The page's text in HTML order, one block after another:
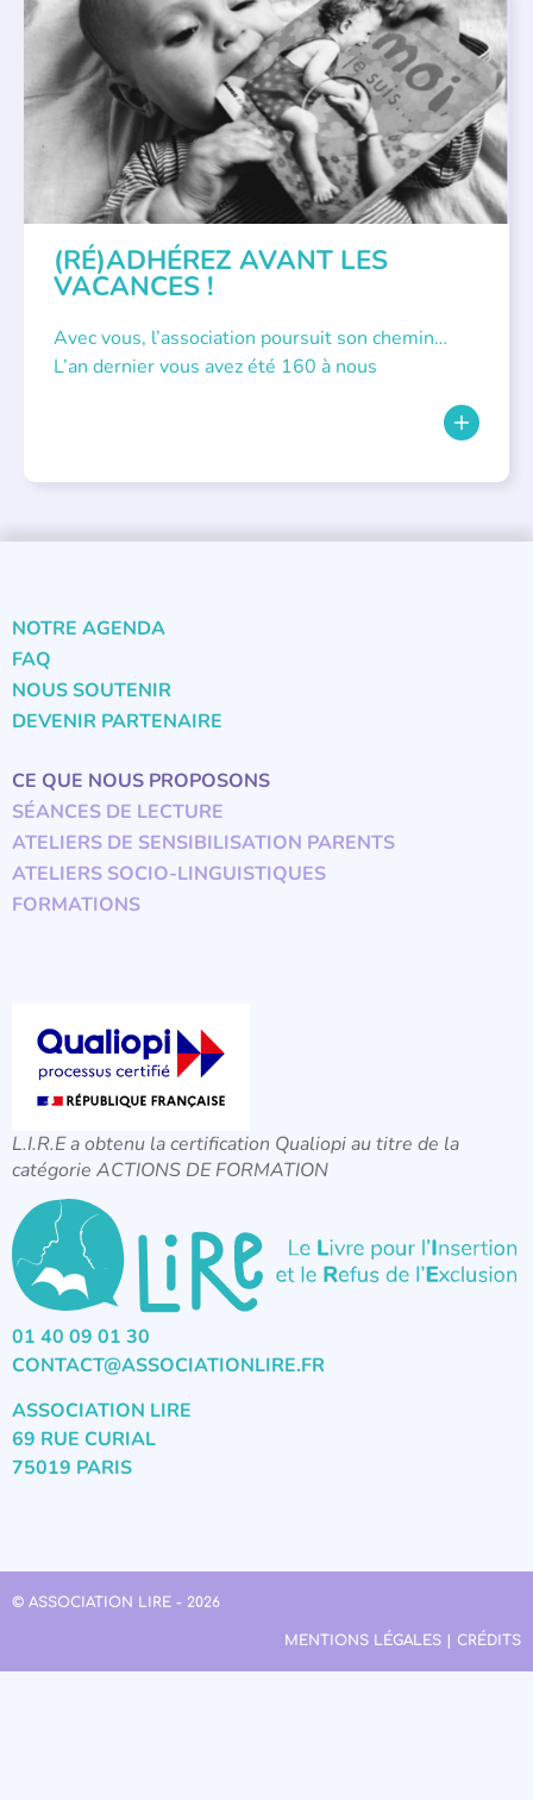
APPEL À SOUTIEN
(RÉ)ADHÉREZ AVANT LES
VACANCES !
Avec vous, l’association poursuit son chemin…
L’an dernier vous avez été 160 à nous
NOTRE AGENDA
FAQ
NOUS SOUTENIR
DEVENIR PARTENAIRE
CE QUE NOUS PROPOSONS
SÉANCES DE LECTURE
ATELIERS DE SENSIBILISATION PARENTS
ATELIERS SOCIO-LINGUISTIQUES
FORMATIONS
L.I.R.E a obtenu la certification Qualiopi au titre de la
catégorie ACTIONS DE FORMATION
01 40 09 01 30
CONTACT@ASSOCIATIONLIRE.FR
ASSOCIATION LIRE
69 RUE CURIAL
75019 PARIS
© ASSOCIATION LIRE - 2026
MENTIONS LÉGALES | CRÉDITS